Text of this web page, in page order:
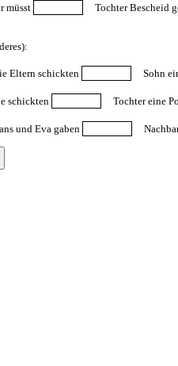
müsst Tochter Bescheid
Eltern schickten Sohn
schickten Tochter eine
und Eva gaben